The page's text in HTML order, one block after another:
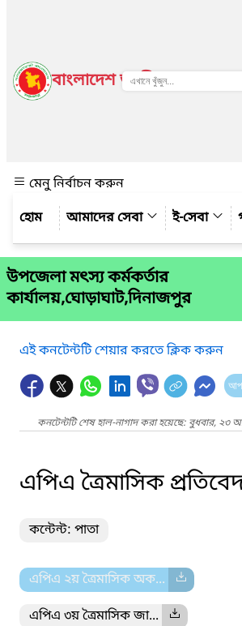
বাংলাদেশ জাতীয় তথ্য বাতায়ন
মেনু নির্বাচন করুন
আমাদের সেবা
ই-সেবা
উপজেলা মৎস্য কর্মকর্তার
কার্যালয়,ঘোড়াঘাট,দিনাজপুর
এই কনটেন্টটি শেয়ার করতে ক্লিক করুন
কনটেন্টটি শেষ হাল-নাগাদ করা হয়েছে: বুধবার,
এপিএ ত্রৈমাসিক
কন্টেন্ট: পাতা
এপিএ ২য় ত্রৈমাসিক অক...
এপিএ ৩য় ত্রৈমাসিক জা...